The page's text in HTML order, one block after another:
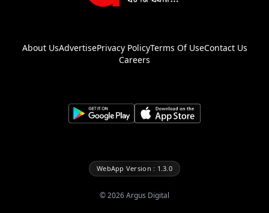
About UsAdvertisePrivacy PolicyTerms Of UseContact Us
Careers
WebApp Version : 1.3.0
©2026Argus Digital